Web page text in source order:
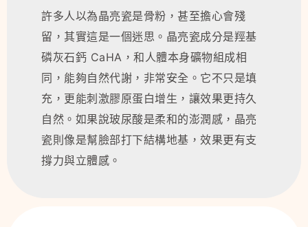
許多人以為晶亮瓷是骨粉，甚至擔心會殘
留，其實這是一個迷思。晶亮瓷成分是羥基
磷灰石鈣 CaHA，和人體本身礦物組成相
同，能夠自然代謝，非常安全。它不只是填
充，更能刺激膠原蛋白增生，讓效果更持久
自然。如果說玻尿酸是柔和的澎潤感，晶亮
瓷則像是幫臉部打下結構地基，效果更有支
撐力與立體感。